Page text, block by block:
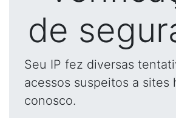
de
Seu IP fez diversas
acessos suspeitos a sites
conosco.